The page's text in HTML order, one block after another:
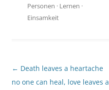
Personen · Lernen ·
Einsamkeit
Beitragsnavigation
← Death leaves a heartache
no one can heal, love leaves a